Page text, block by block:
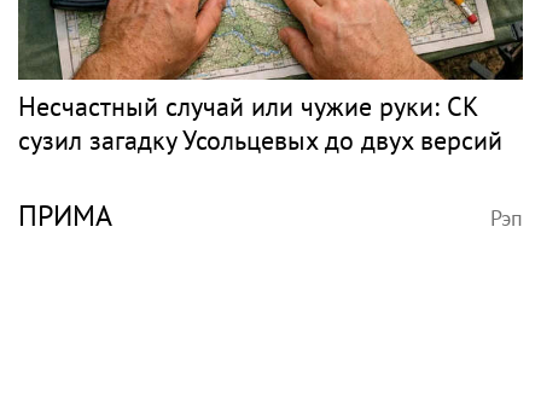
Несчастный случай или чужие руки: СК
сузил загадку Усольцевых до двух версий
ПРИМА Рэп